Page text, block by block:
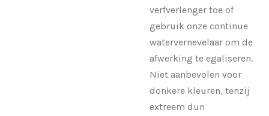
verfverlenger toe of
gebruik onze continue
watervernevelaar om de
afwerking te egaliseren.
Niet aanbevolen voor
donkere kleuren, tenzij
extreem dun